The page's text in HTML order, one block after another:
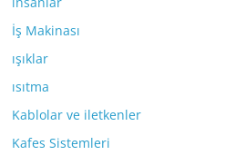
İş Makinası
ışıklar
ısıtma
Kablolar ve iletkenler
Kafes Sistemleri